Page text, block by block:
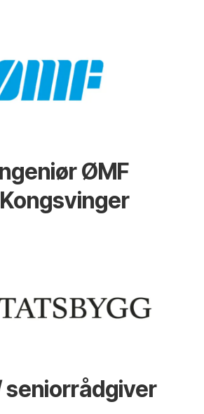
ØMF
seniorrådgiver